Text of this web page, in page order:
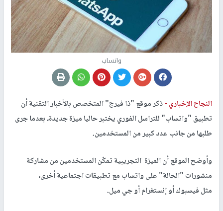
واتساب
النجاح الإخباري -ذكر موقع "ذا فيرج" المتخصص بالأخبار التقنية أن
تطبيق "واتساب" للتراسل الفوري يختبر حاليا ميزة جديدة، بعدما جرى
طلبها من جانب عدد كبير من المستخدمين.
وأوضح الموقع أن الميزة التجريبية تمكّن المستخدمين من مشاركة
منشورات "الحالة" على واتساب مع تطبيقات اجتماعية أخرى،
مثل فيسبوك أو إنستغرام أو جي ميل.